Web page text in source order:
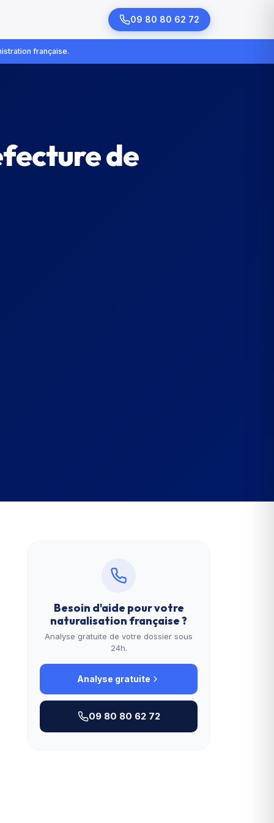
09 80 80 62 72
française.
de
Besoin d'aide pour votre
naturalisation française?
Analyse gratuite de votre dossier sous
24h.
Analyse gratuite
09 80 80 62 72